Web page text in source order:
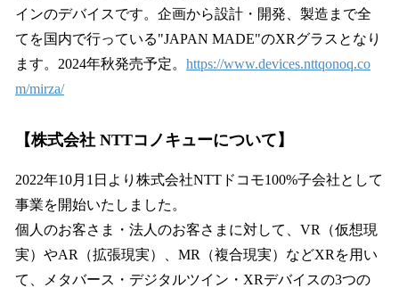
インのデバイスです。企画から設計・開発、製造まで全
てを国内で行っている"JAPAN MADE"のXRグラスとなり
ます。2024年秋発売予定。 https://www.devices.nttqonoq.co
m/mirza/
【株式会社 NTTコノキューについて】
2022年10月1日より株式会社NTTドコモ100%子会社として
事業を開始いたしました。
個人のお客さま・法人のお客さまに対して、VR（仮想現
実）やAR（拡張現実）、MR（複合現実）などXRを用い
て、メタバース・デジタルツイン・XRデバイスの3つの